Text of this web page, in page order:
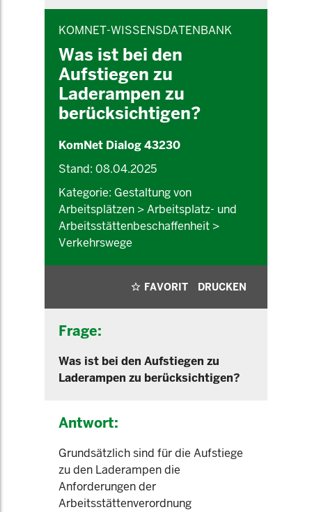
KOMNET-WISSENSDATENBANK
Was ist bei den
Aufstiegen zu
Laderampen zu
berücksichtigen?
KomNet Dialog 43230
Stand: 08.04.2025
Kategorie: Gestaltung von
Arbeitsplätzen > Arbeitsplatz- und
Arbeitsstättenbeschaffenheit >
Verkehrswege
FAVORIT DRUCKEN
Frage:
Was ist bei den Aufstiegen zu
Laderampen zu berücksichtigen?
Antwort:
Grundsätzlich sind für die Aufstiege
zu den Laderampen die
Anforderungen der
Arbeitsstättenverordnung